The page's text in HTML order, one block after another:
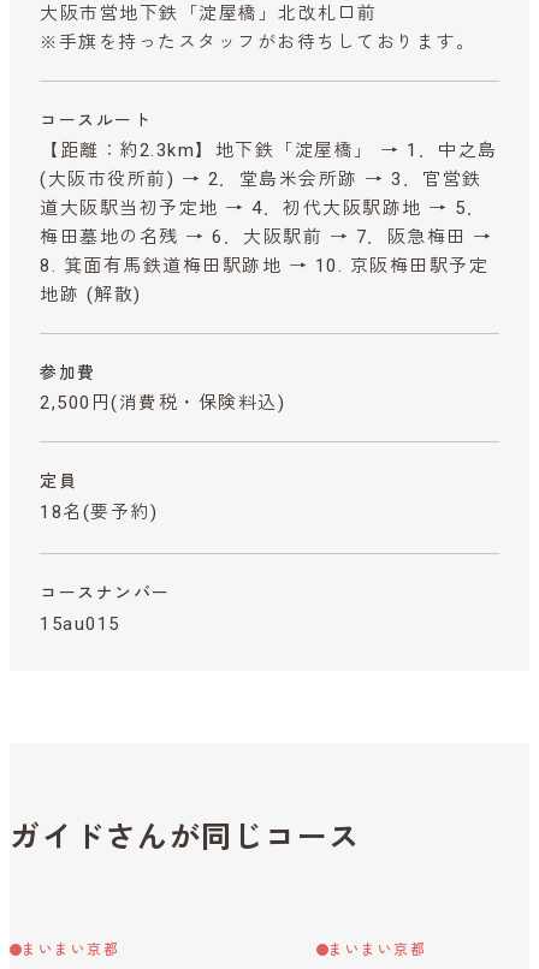
大阪市営地下鉄「淀屋橋」北改札口前
※手旗を持ったスタッフがお待ちしております。
コースルート
【距離：約2.3km】地下鉄「淀屋橋」 → 1．中之島
(大阪市役所前) → 2．堂島米会所跡 → 3．官営鉄
道大阪駅当初予定地 → 4．初代大阪駅跡地 → 5．
梅田墓地の名残 → 6．大阪駅前 → 7．阪急梅田 →
8. 箕面有馬鉄道梅田駅跡地 → 10. 京阪梅田駅予定
地跡 (解散)
参加費
2,500円 (消費税・保険料込)
定員
18名(要予約)
コースナンバー
15au015
ガイドさんが同じコース
まいまい京都 まいまい京都